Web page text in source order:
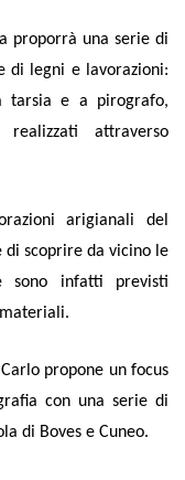
proporrà una serie di
di legni e lavorazioni:
tarsia e a pirografo,
attraverso
arigianali del
di scoprire da vicino le
sono infatti previsti
Carlo propone un focus
con una serie di
di Boves e Cuneo.